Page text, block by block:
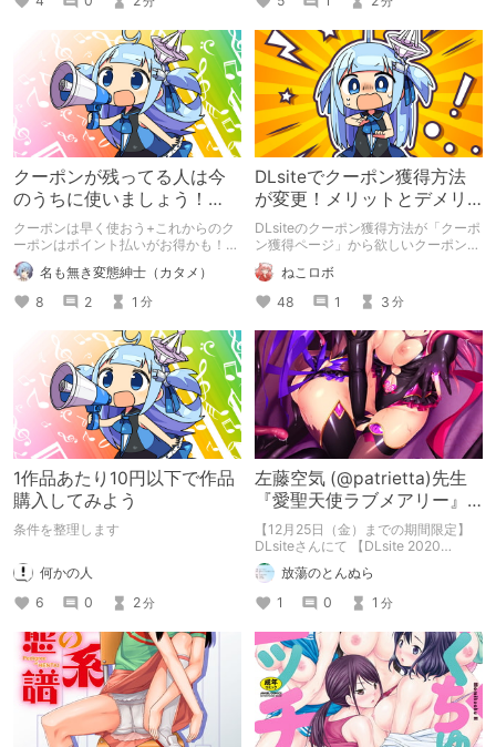
しているのでしょうか? 買い物をする
際に便利な早見表を作ってみました｡
クーポンが残ってる人は今
のうちに使いましょう！
【クーポン使用時の条件変
更間近】
クーポンは早く使おう+これからのク
ーポンはポイント払いがお得かも！
というお話です。 ※あくまで筆者の考
えであり、人によっては異なる場合が
あります。
名も無き変態紳士（カタメ）
8
2 1 分
DLsiteでクーポン獲得方法
が変更！メリットとデメリ
ットを解説
DLsiteのクーポン獲得方法が「クーポ
ン獲得ページ」から欲しいクーポンだ
けを手動で獲得する方式に変更されま
した 変更後のメリットとデメリット
について解説していきたいと思います
ねこロボ
48
1 3 分
1作品あたり10円以下で作品
購入してみよう
条件を整理します
何かの人
6
0 2分
左藤空気 (@patrietta)先生
『愛聖天使ラブメアリー』
クーポンで50%OFFキャンペ
ーン!
【12月25日（金）までの期間限定】
DLsiteさんにて 【DLsite 2020
selection】キャンペーン開催中!! 左藤
空気先生の単行本 『愛聖天使ラブメ
アリー ～悪性受胎～』も 販売価格
1,100円 → クーポン使用で50%OFFと
大変お求めやすくなっております!! ぜ
ひこの機会に お値打ちにお買い求め
ください!!
放蕩のとんぬら
1
0 1 分